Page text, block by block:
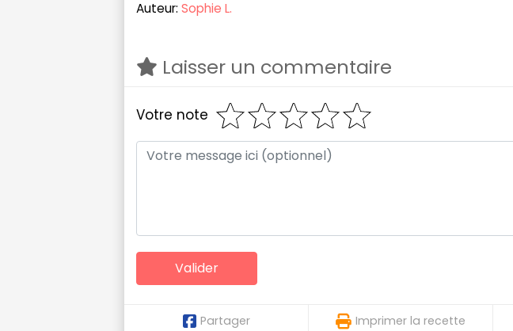
Auteur: Sophie L.
Laisser un commentaire
Votre note
Partager Imprimer la recette